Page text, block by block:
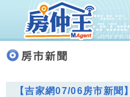
【吉家網07/06房市新聞】